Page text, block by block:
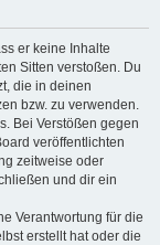
er keine Inhalte
Sitten verstoßen. Du
die in deinen
bzw. zu verwenden.
Bei Verstößen gegen
veröffentlichten
zeitweise oder
und dir ein
Verantwortung für die
erstellt hat oder die